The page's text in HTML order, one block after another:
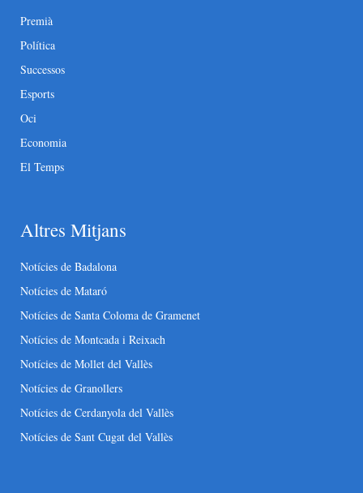
Premià
Política
Successos
Esports
Oci
Economia
El Temps
Altres Mitjans
Notícies de Badalona
Notícies de Mataró
Notícies de Santa Coloma de Gramenet
Notícies de Montcada i Reixach
Notícies de Mollet del Vallès
Notícies de Granollers
Notícies de Cerdanyola del Vallès
Notícies de Sant Cugat del Vallès